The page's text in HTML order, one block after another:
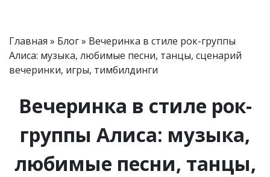
Главная » Блог» Вечеринка в стиле рок-группы
Алиса: музыка, любимые песни, танцы, сценарий
вечеринки, игры, тимбилдинги
Вечеринка в стиле рок-
группы Алиса: музыка,
любимые песни, танцы,